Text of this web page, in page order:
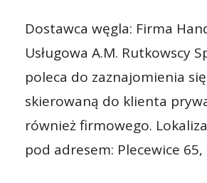
Dostawca węgla: Firma
Usługowa A.M. Rutkowscy
poleca do zaznajomienia
skierowaną do klienta
również firmowego.
pod adresem: Plecewice 65,